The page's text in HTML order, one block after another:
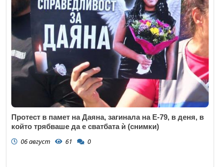
Протест в памет на Даяна, загинала на Е-79, в деня, в
който трябваше да е сватбата ѝ (снимки)
06 август 61 0